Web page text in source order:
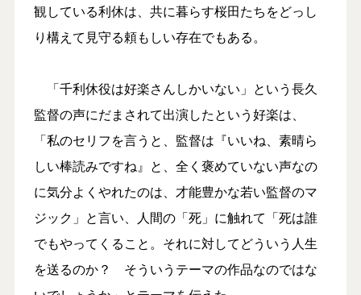
観している利休は、共に暮らす桜田たちをどっし
り構えて見守る頼もしい存在でもある。
「千利休役は好楽さんしかいない」という長久
監督の声にだまされて出演したという好楽は、
「私のセリフを言うと、監督は『いいね、素晴ら
しい棒読みですね』と、全く褒めていない声なの
に気分よくやれたのは、才能豊かな若い監督のマ
ジック」と言い、人間の「死」に触れて「死は誰
でもやってくること。それに対してどういう人生
を送るのか？ そういうテーマの作品なのではな